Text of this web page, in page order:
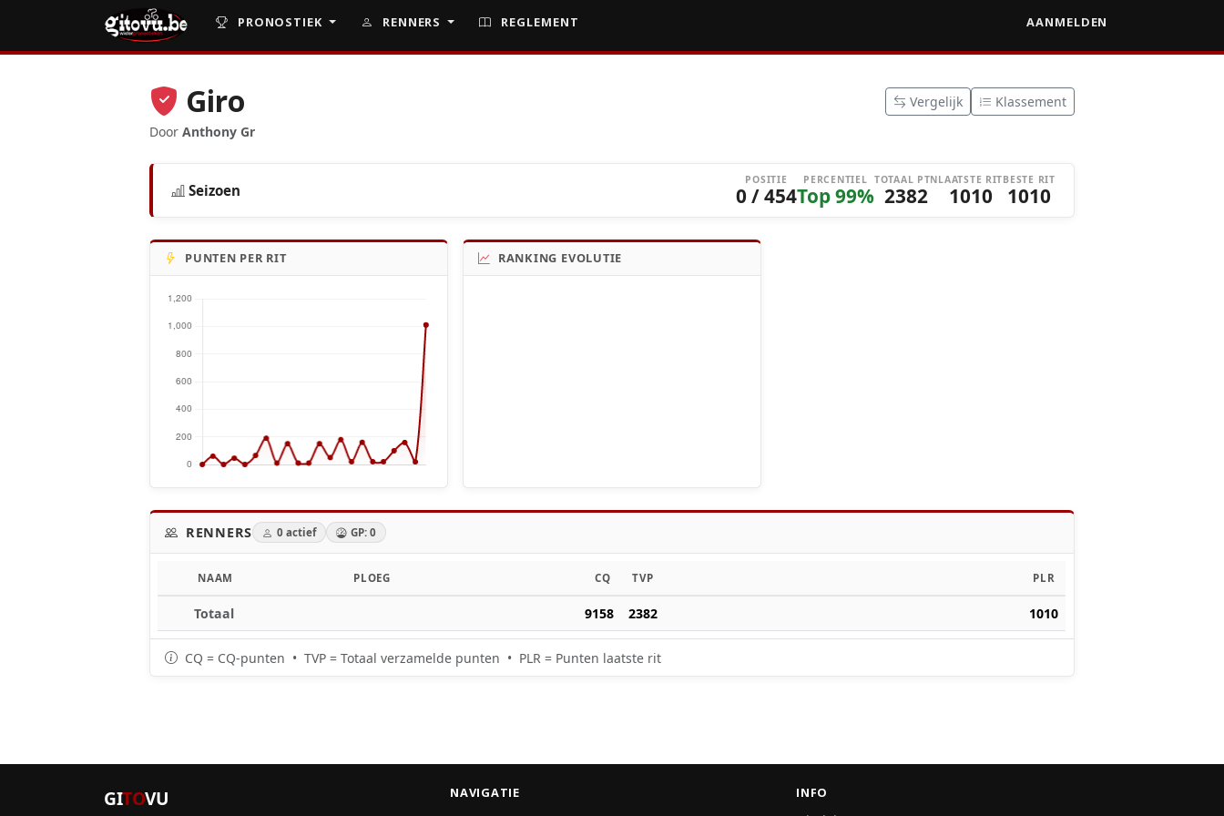
PRONOSTIEK RENNERS REGLEMENT AANMELDEN
Giro
DoorAnthony Gr
Vergelijk Klassement
Seizoen
POSITIE
0 / 454
PERCENTIEL
Top 99%
TOTAAL PTN
2382
LAATSTE RIT
1010
BESTE RIT
1010
PUNTEN PER RIT RANKING EVOLUTIE
RENNERS 0 actief GP: 0
NAAM PLOEG CQ TVP PLR
Totaal 9158 2382 1010
CQ = CQ-punten • TVP = Totaal verzamelde punten • PLR = Punten laatste rit
GITOVU NAVIGATIE INFO